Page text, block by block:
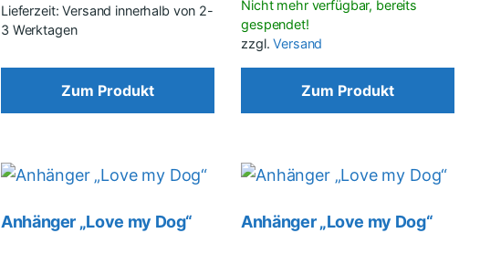
Lieferzeit: Versand innerhalb von 2-
3 Werktagen
Zum Produkt
zzgl.Versand
Zum Produkt
Anhänger „Love my Dog“ Anhänger „Love my Dog“